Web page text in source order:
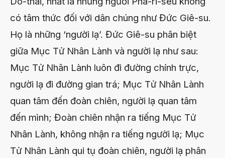
có tâm thức đối với dân chúng như Đức Giê-su.
Họ là những ‘người lạ’. Đức Giê-su phân biệt
giữa Mục Tử Nhân Lành và người lạ như sau:
Mục Tử Nhân Lành luôn đi đường chính trực,
người lạ đi đường gian trá; Mục Tử Nhân Lành
quan tâm đến đoàn chiên, người lạ quan tâm
đến mình; Đoàn chiên nhận ra tiếng Mục Tử
Nhân Lành, không nhận ra tiếng người lạ; Mục
Tử Nhân Lành qui tụ đoàn chiên, người lạ phân